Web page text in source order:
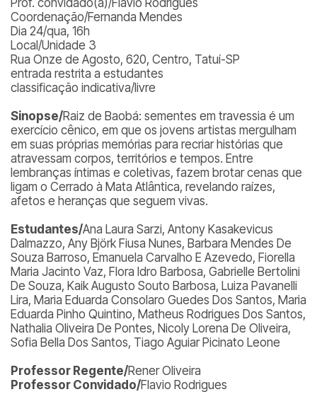
Prof. convidado(a)/Flavio Rodrigues
Coordenação/Fernanda Mendes
Dia 24/qua, 16h
Local/Unidade 3
Rua Onze de Agosto, 620, Centro, Tatuí-SP
entrada restrita a estudantes
classificação indicativa/livre
Sinopse/Raiz de Baobá: sementes em travessia é um
exercício cênico, em que os jovens artistas mergulham
em suas próprias memórias para recriar histórias que
atravessam corpos, territórios e tempos. Entre
lembranças íntimas e coletivas, fazem brotar cenas que
ligam o Cerrado à Mata Atlântica, revelando raízes,
afetos e heranças que seguem vivas.
Estudantes/Ana Laura Sarzi, Antony Kasakevicus
Dalmazzo, Any Björk Fiusa Nunes, Barbara Mendes De
Souza Barroso, Emanuela Carvalho E Azevedo, Fiorella
Maria Jacinto Vaz, Flora Idro Barbosa, Gabrielle Bertolini
De Souza, Kaik Augusto Souto Barbosa, Luiza Pavanelli
Lira, Maria Eduarda Consolaro Guedes Dos Santos, Maria
Eduarda Pinho Quintino, Matheus Rodrigues Dos Santos,
Nathalia Oliveira De Pontes, Nicoly Lorena De Oliveira,
Sofia Bella Dos Santos, Tiago Aguiar Picinato Leone
Professor Regente/Rener Oliveira
Professor Convidado/Flavio Rodrigues